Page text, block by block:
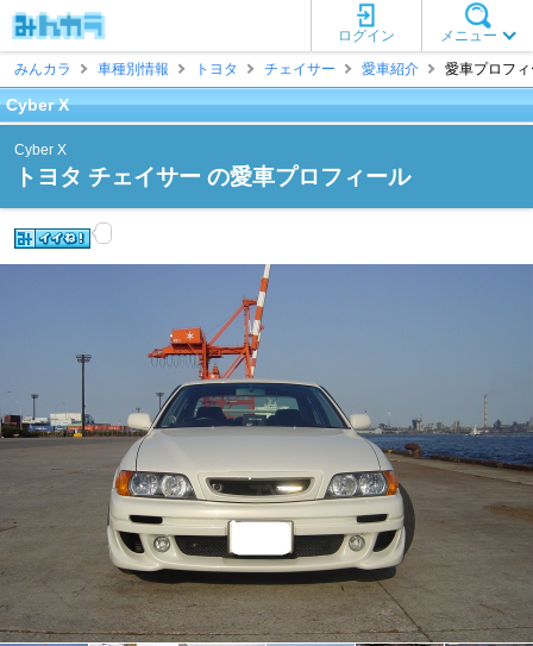
メニュー
ログイン
みんカラ
車種別情報 トヨタ チェイサー 愛車紹介 愛車プロフ
Cyber X
Cyber X
トヨタ チェイサー の愛車プロフィール